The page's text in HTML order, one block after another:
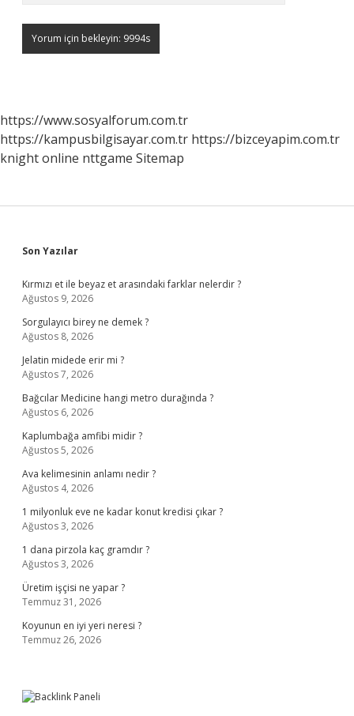
https://www.sosyalforum.com.tr
https://kampusbilgisayar.com.tr https://bizceyapim.com.tr
knight online nttgame Sitemap
Sidebar
Son Yazılar
Kırmızı et ile beyaz et arasındaki farklar nelerdir ?
Ağustos 9, 2026
Sorgulayıcı birey ne demek ?
Ağustos 8, 2026
Jelatin midede erir mi ?
Ağustos 7, 2026
Bağcılar Medicine hangi metro durağında ?
Ağustos 6, 2026
Kaplumbağa amfibi midir ?
Ağustos 5, 2026
Ava kelimesinin anlamı nedir ?
Ağustos 4, 2026
1 milyonluk eve ne kadar konut kredisi çıkar ?
Ağustos 3, 2026
1 dana pirzola kaç gramdır ?
Ağustos 3, 2026
Üretim işçisi ne yapar ?
Temmuz 31, 2026
Koyunun en iyi yeri neresi ?
Temmuz 26, 2026